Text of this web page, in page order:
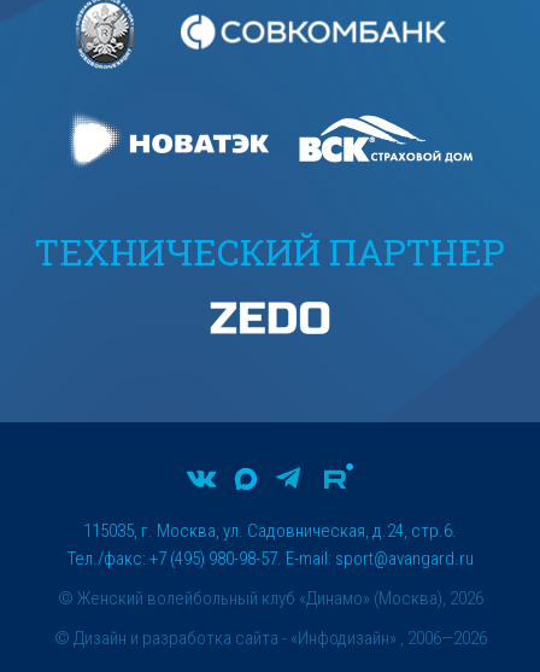
ТЕХНИЧЕСКИЙ ПАРТНЕР
© Женский волейбольный клуб «Динамо» (Москва), 2026
115035, г. Москва, ул. Садовническая, д.24, стр.6.
Тел./факс: +7 (495) 980-98-57. E-mail: sport@avangard.ru
© Дизайн и разработка сайта - «Инфодизайн» , 2006—2026